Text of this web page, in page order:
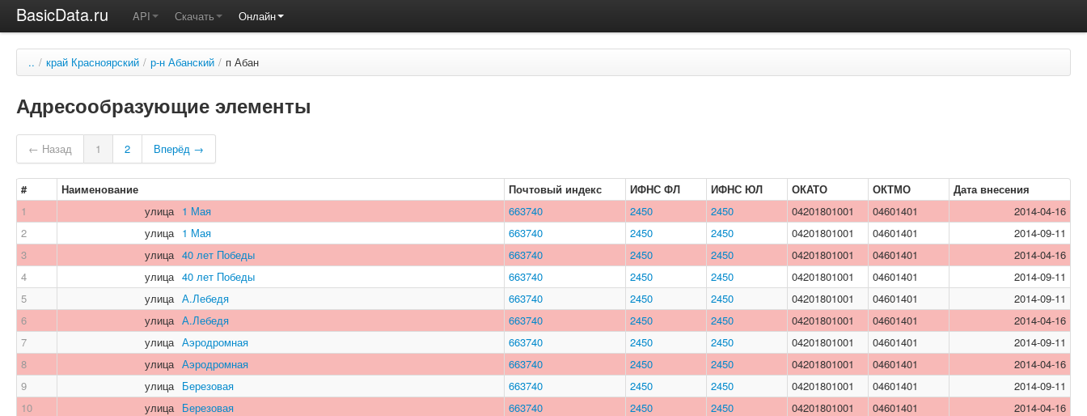
BasicData.ru API Скачать Онлайн
.. / край Красноярский / р-н Абанский / п Абан
Адресообразующие элементы
← Назад 1 2 Вперёд →
# Наименование Почтовый индекс ИФНС ФЛ ИФНС ЮЛ ОКАТО ОКТМО
Дата внесения
1
улица 1 Мая 663740 2450 2450 04201801001 04601401
2014-04-16
2
улица 1 Мая 663740 2450 2450 04201801001 04601401
2014-09-11
3
улица 40 лет Победы 663740 2450 2450 04201801001 04601401
2014-04-16
4
улица 40 лет Победы 663740 2450 2450 04201801001 04601401
2014-09-11
5
улица А.Лебедя 663740 2450 2450 04201801001 04601401
2014-09-11
6
улица А.Лебедя 663740 2450 2450 04201801001 04601401
2014-04-16
7
улица Аэродромная 663740 2450 2450 04201801001 04601401
2014-09-11
8
улица Аэродромная 663740 2450 2450 04201801001 04601401
2014-04-16
9
улица Березовая 663740 2450 2450 04201801001 04601401
2014-09-11
10
улица Березовая 663740 2450 2450 04201801001 04601401
2014-04-16